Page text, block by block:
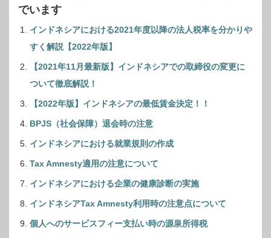
でいます
インドネシアにおける2021年度以降の法人税率を分かりや
すく解説【2022年版】
【2021年11月最新版】インドネシアでの取締役の変更に
ついて徹底解説！
【2022年版】インドネシアの最低賃金決定！！
BPJS（社会保障）退会時の注意
インドネシアにおける就業規則の作成
Tax Amnesty適用の注意について
インドネシアにおける企業の健康診断の実施
インドネシアTax Amnesty利用時の注意点について
個人へのサービスフィー支払い時の源泉所得税